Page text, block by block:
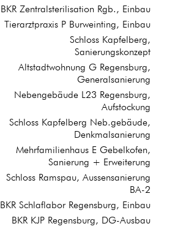
BKR Zentralsterilisation Rgb., Einbau
Tierarztpraxis P Burweinting, Einbau
Schloss Kapfelberg,
Sanierungskonzept
Altstadtwohnung G Regensburg,
Generalsanierung
Nebengebäude L23 Regensburg,
Aufstockung
Schloss Kapfelberg Neb.gebäude,
Denkmalsanierung
Mehrfamilienhaus E Gebelkofen,
Sanierung + Erweiterung
Schloss Ramspau, Aussensanierung
BA-2
BKR Schlaflabor Regensburg, Einbau
BKR KJP Regensburg, DG-Ausbau